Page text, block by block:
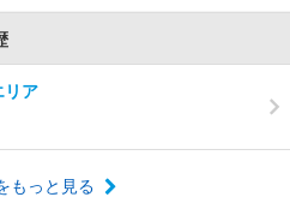
リア
もっと見る